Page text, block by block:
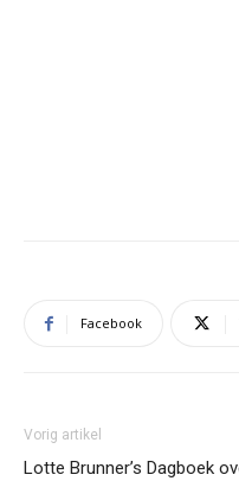
Facebook
Vorig artikel
Lotte Brunner’s Dagboek